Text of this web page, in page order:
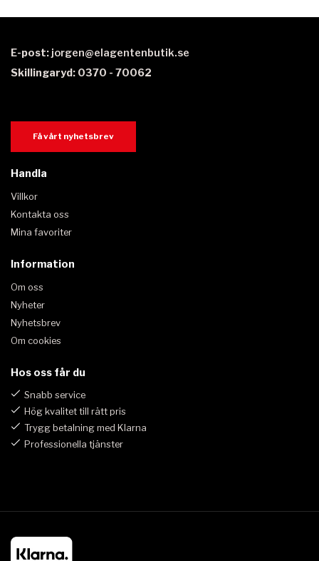
E-post: jorgen@elagentenbutik.se
Skillingaryd: 0370 - 70062
Få vårt nyhetsbrev
Handla
Villkor
Kontakta oss
Mina favoriter
Information
Om oss
Nyheter
Nyhetsbrev
Om cookies
Hos oss får du
Snabb service
Hög kvalitet till rätt pris
Trygg betalning med Klarna
Professionella tjänster